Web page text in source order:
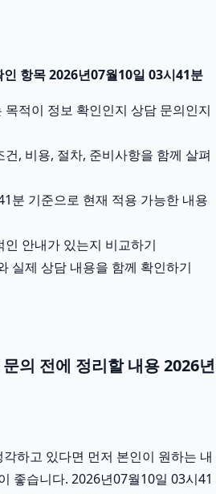
항목 2026년07월10일 03시41분
적이 정보 확인인지 상담 문의인지
, 비용, 절차, 준비사항을 함께 살펴
분 기준으로 현재 적용 가능한 내용
안내가 있는지 비교하기
실제 상담 내용을 함께 확인하기
의 전에 정리할 내용 2026년
하고 있다면 먼저 본인이 원하는 내
좋습니다. 2026년07월10일 03시41